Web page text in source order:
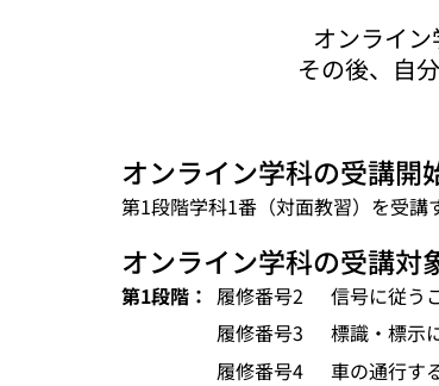
オンライ
その後、自
オンライン学科の受講開
第1段階学科1番（対面教習）を受講
オンライン学科の受講対
第1段階： 履修番号2
信号に従う
履修番号3
標識・標示
履修番号4
車の通行す